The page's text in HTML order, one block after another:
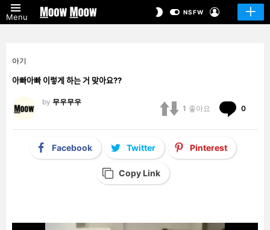
Menu
SWITCHNSFW
아기
아빠아빠 이렇게 하는 거 맞아요??
by 무우무우
1 좋아요 0
Facebook Twitter Pinterest
Copy Link